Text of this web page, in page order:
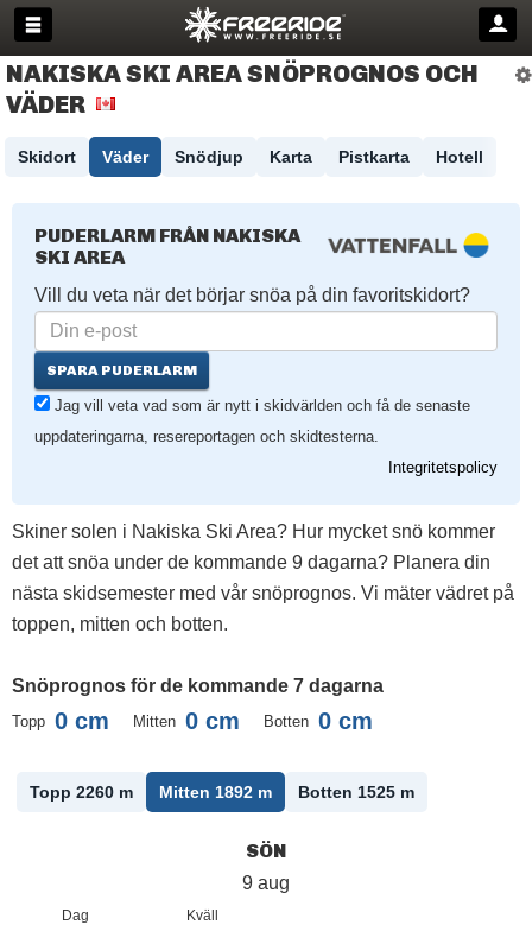
NAKISKA SKI AREA SNÖPROGNOS OCH
VÄDER
Skidort Väder Snödjup Karta Pistkarta Hotell
PUDERLARM FRÅN NAKISKA
SKI AREA
Vill du veta när det börjar snöa på din favoritskidort?
SPARA PUDERLARM
Jag vill veta vad som är nytt i skidvärlden och få de senaste
uppdateringarna, resereportagen och skidtesterna.
Integritetspolicy
Skiner solen i Nakiska Ski Area? Hur mycket snö kommer
det att snöa under de kommande 9 dagarna? Planera din
nästa skidsemester med vår snöprognos. Vi mäter vädret på
toppen, mitten och botten.
Snöprognos för de kommande 7 dagarna
Topp 0 cm Mitten 0 cm Botten 0 cm
Topp 2260 m Mitten 1892 m Botten 1525 m
SÖN
9 aug
Dag Kväll